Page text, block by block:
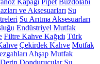
Kapağı Pipet Buzdolabı
ve Aksesuarları Su
Su Arıtma Aksesuarları
Endüstriyel Mutfak
Filtre Kahve Kağıdı Türk
Çekirdek Kahve Mutfak
Ahşap Mutfak
Derin Dondurucular Su